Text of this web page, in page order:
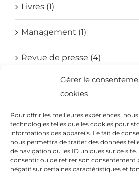
Gérer le
cookies
Pour offrir les meilleures expériences,
technologies telles que les cookies pour
informations des appareils. Le fait de
nous permettra de traiter des données
de navigation ou les ID uniques sur ce site.
consentir ou de retirer son consentement
négatif sur certaines caractéristiques et
Livres (1)
Management (1)
Revue de presse (4)
Société (4)
Vidéo (1)